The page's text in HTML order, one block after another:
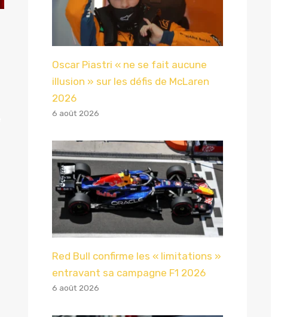
Oscar Piastri « ne se fait aucune
illusion » sur les défis de McLaren
2026
6 août 2026
Red Bull confirme les « limitations »
entravant sa campagne F1 2026
6 août 2026